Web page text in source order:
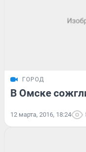
ГОРОД
В Омске
12 марта, 2016, 18:24